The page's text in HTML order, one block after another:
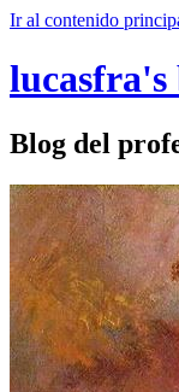
Ir al contenido
lucasfra's
Blog del